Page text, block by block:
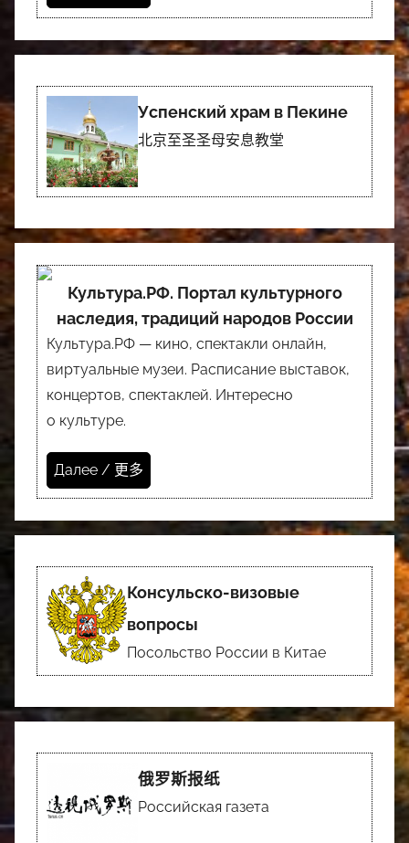
Успенский храм в Пекине
北京至圣圣母安息教堂
Культура.РФ. Портал культурного
наследия, традиций народов России
Культура.РФ — кино, спектакли онлайн,
виртуальные музеи. Расписание выставок,
концертов, спектаклей. Интересно
о культуре.
Далее / 更多
Консульско-визовые
вопросы
Посольство России в Китае
俄罗斯报纸
Российская газета